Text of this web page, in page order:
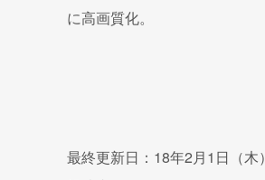
に高画質化。
最終更新日：18年2月1日（木）